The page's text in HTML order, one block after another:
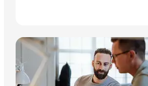
Zum Artikel